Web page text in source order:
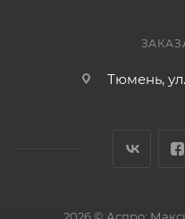
Тюмень,